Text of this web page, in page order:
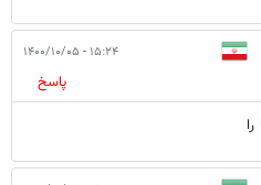
۱۵:۲۴ - ۱۴۰۰/۱۰/۰۵
پاسخ